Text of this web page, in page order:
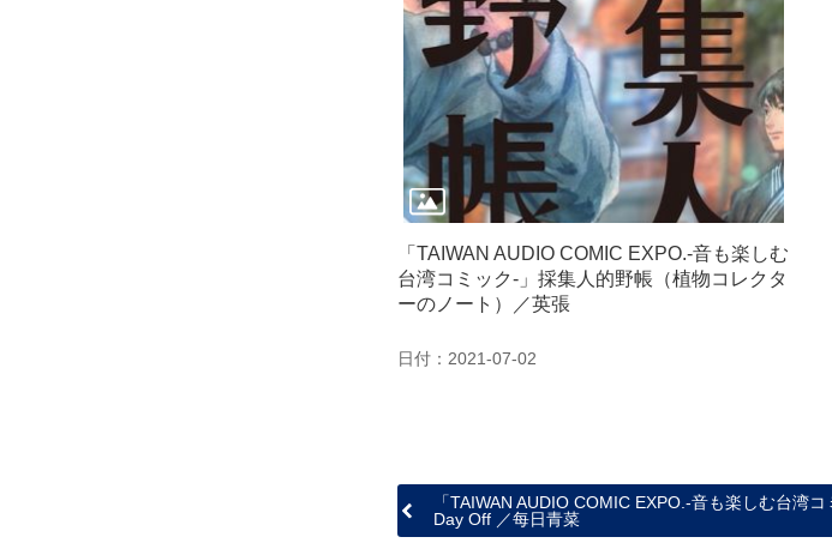
「TAIWAN AUDIO COMIC EXPO.‐音も楽しむ
台湾コミック‐」採集人的野帳（植物コレクタ
ーのノート）／英張
日付：2021-07-02
「TAIWAN AUDIO COMIC EXPO.‐音も楽しむ台湾コ
Day Off ／每日青菜